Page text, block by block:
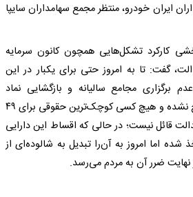
ایران خودرو، منتظر مجمع سهامداران سایپا
کارکرد تشکل‌هایی همچون کانون سرمایه
گفت: تا به امروز حتی برای یکبار در این
برگزاری مجامع سالیانه و بازگشایی نماد
معاملاتی این شرکت‌ها مطرح نشده و هیچ کسی کوچک‌ترین حقوقی برای ۴۹
قائل نیست؛ در حالی که اقساط این دارایی
آن طی ۱۰ سال اخذ شده اما امروز به آن‌را تبدیل به شالوده‌ای از
نهایت ضرر آن به مردم می‌رسد.